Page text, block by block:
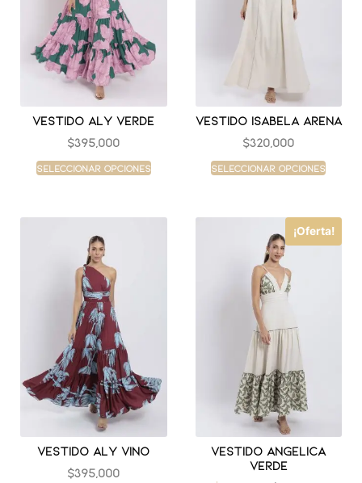
Vestido aly verde
$395,000
Seleccionar opciones
Vestido isabela arena
$320,000
Seleccionar opciones
Vestido aly vino
$395,000
¡Oferta!
Vestido angelica
verde